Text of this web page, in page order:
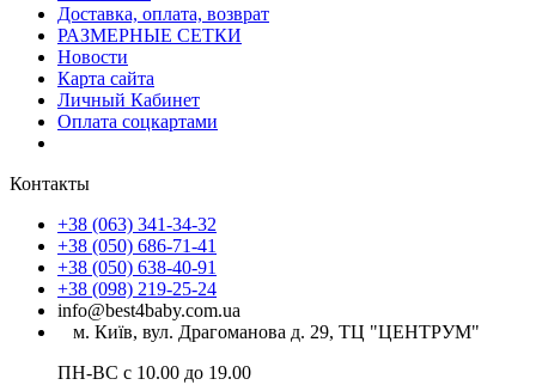
Доставка, оплата, возврат
РАЗМЕРНЫЕ СЕТКИ
Новости
Карта сайта
Личный Кабинет
Оплата соцкартами
Контакты
+38 (063) 341-34-32
+38 (050) 686-71-41
+38 (050) 638-40-91
+38 (098) 219-25-24
info@best4baby.com.ua
м. Київ, вул. Драгоманова д. 29, ТЦ "ЦЕНТРУМ"
ПН-ВС с 10.00 до 19.00